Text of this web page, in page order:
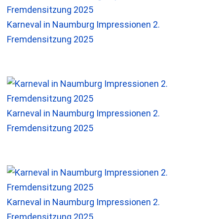
Karneval in Naumburg Impressionen 2.
Fremdensitzung 2025
Karneval in Naumburg Impressionen 2.
Fremdensitzung 2025
Karneval in Naumburg Impressionen 2.
Fremdensitzung 2025